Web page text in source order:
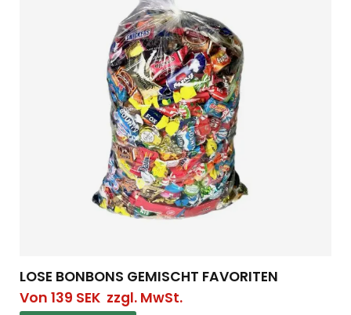
LOSE BONBONS GEMISCHT FAVORITEN
Von 139 SEKzzgl. MwSt.